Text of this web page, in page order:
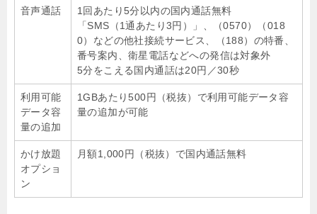
音声通話
1回あたり5分以内の国内通話無料
「SMS（1通あたり3円）」、（0570）（018
0）などの他社接続サービス、（188）の特番、
番号案内、衛星電話などへの発信は対象外
5分をこえる国内通話は20円／30秒
利用可能
データ容
量の追加
1GBあたり500円（税抜）で利用可能データ容
量の追加が可能
かけ放題
オプショ
ン
月額1,000円（税抜）で国内通話無料